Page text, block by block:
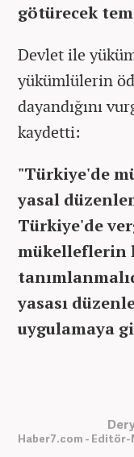
götürecek
Devlet ile
yükümlülerin
dayandığını
kaydetti:
"Türkiye'de
yasal
Türkiye'de
mükelleflerin
yasası
uygulamaya
Haber7.com - Editör-